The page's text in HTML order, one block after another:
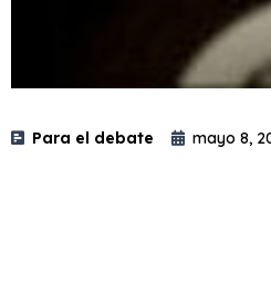
Para el debate mayo 8,